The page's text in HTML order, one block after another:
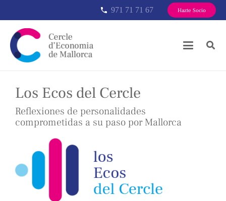
phone 971 71 71 67 Hazte Socio
Los Ecos del Cercle
Reflexiones de personalidades
comprometidas a su paso por Mallorca